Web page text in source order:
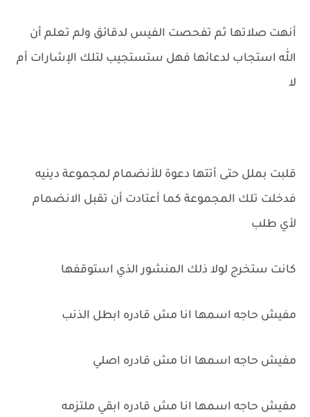
أنهت صلاتها ثم تفحصت الفيس لدقائق ولم تعلم أن
الله استجاب لدعائها فهل ستستجيب لتلك الإشارات أم
لا
قلبت بملل حتى أتتها دعوة للأنضمام لمجموعة دينيه
فدخلت تلك المجموعة كما أعتادت أن تقبل الانضمام
لأي طلب
كانت ستخرج لولا ذلك المنشور الذي استوقفها
مفيش حاجه اسمها انا مش قادره ابطل الذنب
مفيش حاجه اسمها انا مش قادره اصلي
مفيش حاجه اسمها انا مش قادره ابقي ملتزمه